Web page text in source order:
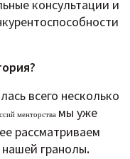
консультации и
всего несколько
менторства мы уже
рассматриваем
гранолы.